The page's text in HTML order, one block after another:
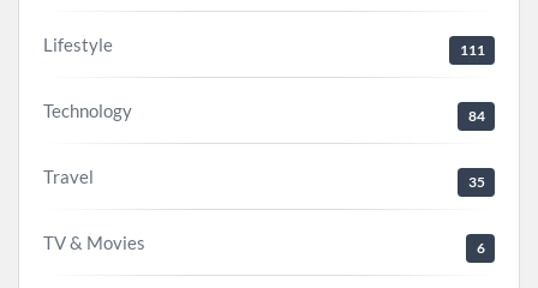
Lifestyle 111
Technology 84
Travel 35
TV & Movies 6